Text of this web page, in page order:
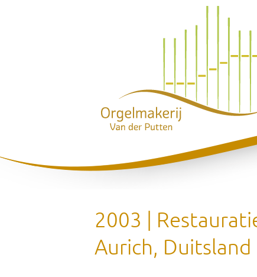
2003 |
Aurich, Duitsland